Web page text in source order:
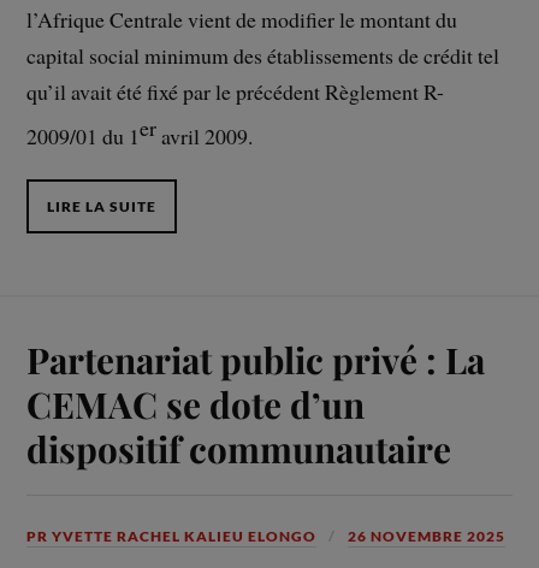
l’Afrique Centrale vient de modifier le montant du
capital social minimum des établissements de crédit tel
qu’il avait été fixé par le précédent Règlement R-
2009/01 du 1eravril 2009.
LIRE LA SUITE
Partenariat public privé : La
CEMAC se dote d’un
dispositif communautaire
PR YVETTE RACHEL KALIEU ELONGO 26 NOVEMBRE 2025